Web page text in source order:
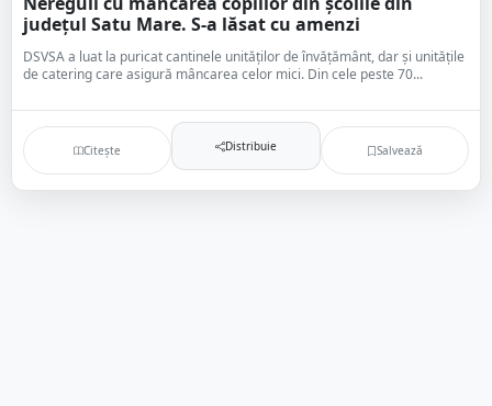
județul Satu Mare. S-a lăsat cu amenzi
DSVSA a luat la puricat cantinele unităților de învățământ, dar și unitățile
de catering care asigură mâncarea celor mici. Din cele peste 70...
Citește Distribuie Salvează